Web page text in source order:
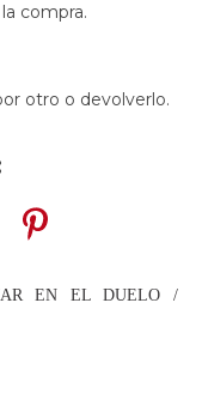
compra.
otro o devolverlo.
EN EL DUELO /